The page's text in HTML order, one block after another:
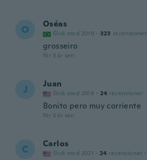
O Oséas
Gick med 2019 · 323 recensioner
grosseiro
för 3 år sen
J Juan
Gick med 2018 · 24 recensioner
Bonito pero muy corriente
för 3 år sen
C Carlos
Gick med 2021 · 24 recensioner ·